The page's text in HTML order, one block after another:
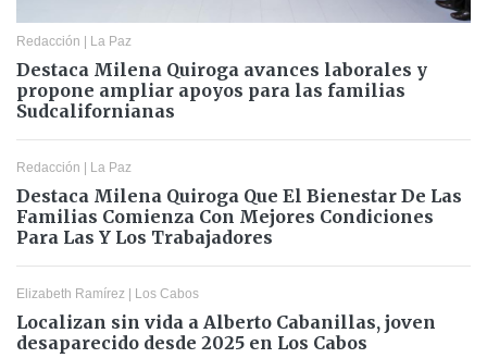
Redacción | La Paz
Destaca Milena Quiroga avances laborales y
propone ampliar apoyos para las familias
Sudcalifornianas
Redacción | La Paz
Destaca Milena Quiroga Que El Bienestar De Las
Familias Comienza Con Mejores Condiciones
Para Las Y Los Trabajadores
Elizabeth Ramírez | Los Cabos
Localizan sin vida a Alberto Cabanillas, joven
desaparecido desde 2025 en Los Cabos